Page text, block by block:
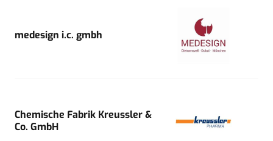
medesign i.c. gmbh
Chemische Fabrik Kreussler &
Co. GmbH